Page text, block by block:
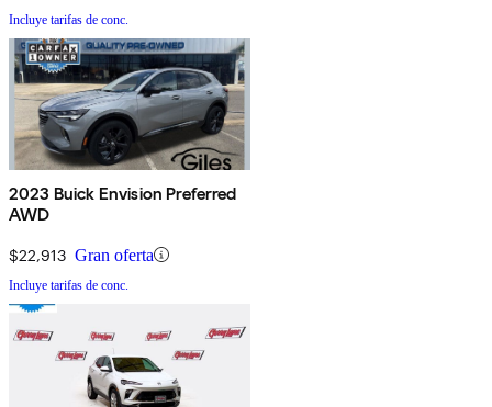
Incluye tarifas de conc.
2023 Buick Envision Preferred
AWD
$22,913 Gran oferta
Incluye tarifas de conc.